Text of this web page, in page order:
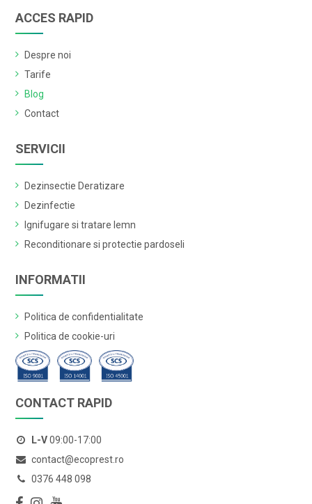
ACCES RAPID
Despre noi
Tarife
Blog
Contact
SERVICII
Dezinsectie Deratizare
Dezinfectie
Ignifugare si tratare lemn
Reconditionare si protectie pardoseli
INFORMATII
Politica de confidentialitate
Politica de cookie-uri
CONTACT RAPID
L-V09:00-17:00
contact@ecoprest.ro
0376 448 098